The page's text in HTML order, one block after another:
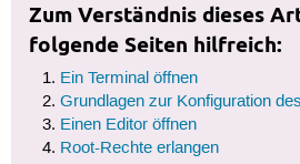
Zum Verständnis dieses
folgende Seiten hilfreich:
Ein Terminal öffnen
Grundlagen zur Konfiguration
Einen Editor öffnen
Root-Rechte erlangen